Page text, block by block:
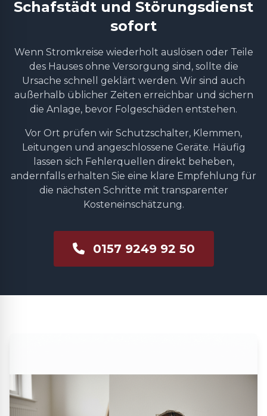
Schafstädt und Störungsdienst
sofort
Wenn Stromkreise wiederholt auslösen oder Teile
des Hauses ohne Versorgung sind, sollte die
Ursache schnell geklärt werden. Wir sind auch
außerhalb üblicher Zeiten erreichbar und sichern
die Anlage, bevor Folgeschäden entstehen.
Vor Ort prüfen wir Schutzschalter, Klemmen,
Leitungen und angeschlossene Geräte. Häufig
lassen sich Fehlerquellen direkt beheben,
andernfalls erhalten Sie eine klare Empfehlung für
die nächsten Schritte mit transparenter
Kosteneinschätzung.
0157 9249 92 50